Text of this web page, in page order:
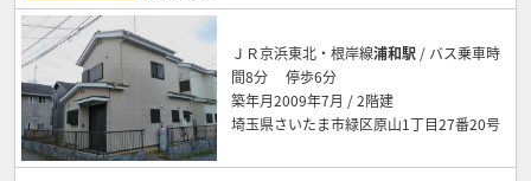
ＪＲ京浜東北・根岸線浦和駅 / バス乗車時
間8分 停歩6分
築年月2009年7月 / 2階建
埼玉県さいたま市緑区原山1丁目27番20号